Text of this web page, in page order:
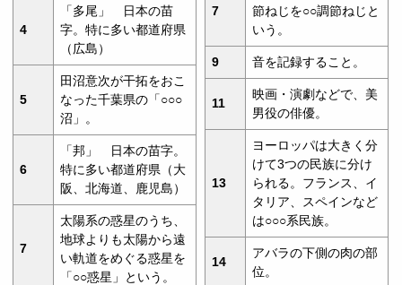
4
「多尾」 日本の苗
字。特に多い都道府県
（広島）
5
田沼意次が干拓をおこ
なった千葉県の「○○○
沼」。
6
「邦」 日本の苗字。
特に多い都道府県（大
阪、北海道、鹿児島）
7
太陽系の惑星のうち、
地球よりも太陽から遠
い軌道をめぐる惑星を
「○○惑星」という。
7
節ねじを○○調節ねじと
いう。
9 音を記録すること。
11
映画・演劇などで、美
男役の俳優。
13
ヨーロッパは大きく分
けて3つの民族に分け
られる。フランス、イ
タリア、スペインなど
は○○○系民族。
14
アバラの下側の肉の部
位。